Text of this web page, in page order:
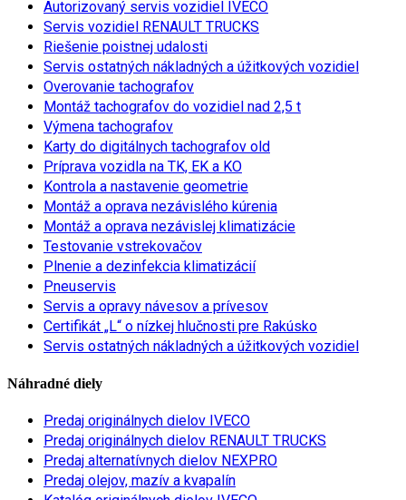
Autorizovaný servis vozidiel IVECO
Servis vozidiel RENAULT TRUCKS
Riešenie poistnej udalosti
Servis ostatných nákladných a úžitkových vozidiel
Overovanie tachografov
Montáž tachografov do vozidiel nad 2,5 t
Výmena tachografov
Karty do digitálnych tachografov old
Príprava vozidla na TK, EK a KO
Kontrola a nastavenie geometrie
Montáž a oprava nezávislého kúrenia
Montáž a oprava nezávislej klimatizácie
Testovanie vstrekovačov
Plnenie a dezinfekcia klimatizácií
Pneuservis
Servis a opravy návesov a prívesov
Certifikát „L“ o nízkej hlučnosti pre Rakúsko
Servis ostatných nákladných a úžitkových vozidiel
Náhradné diely
Predaj originálnych dielov IVECO
Predaj originálnych dielov RENAULT TRUCKS
Predaj alternatívnych dielov NEXPRO
Predaj olejov, mazív a kvapalín